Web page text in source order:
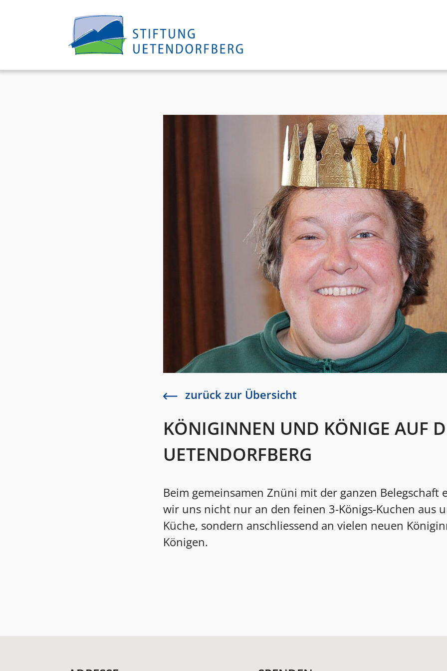
zurück zur Übersicht
KÖNIGINNEN UND KÖNIGE AUF
UETENDORFBERG
Beim gemeinsamen Znüni mit der ganzen Belegschaft
wir uns nicht nur an den feinen 3-Königs-Kuchen aus
Küche, sondern anschliessend an vielen neuen
Königen.